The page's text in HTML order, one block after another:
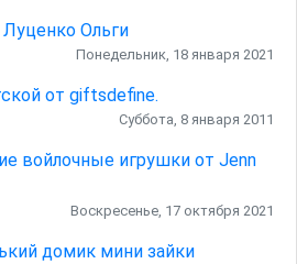
Ольги
Понедельник, 18 января 2021
от giftsdefine.
Суббота, 8 января 2011
войлочные игрушки от Jenn
Воскресенье, 17 октября 2021
домик мини зайки